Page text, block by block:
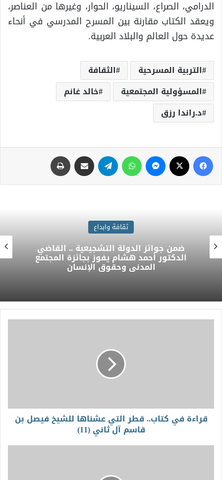
الدرامي، الصراع، السيناريو، الحوار، وغيرها من العناصر،
ويعقد الكتاب مقارنة بين المسرح المدرسي في أنحاء
عديدة حول العالم والبلاد العربية.
التربية المسرحية
الثقافة
المسؤولية المجتمعية
خالد غانم
د.راندا رزق
ثقافة وابداع
ضمن جوائز الدولة التشجيعية .. القاضي
الدكتور أحمد هشام يفوز بجائزة المجتمع
المدني وحقوق الإنسان
قراءة في كتاب.. قطر التي عشناها للشيخ فيصل بن
قاسم آل ثاني (11)